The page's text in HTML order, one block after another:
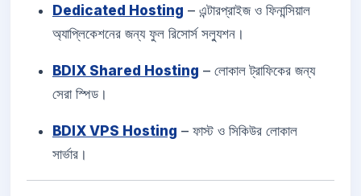
Dedicated Hosting – এন্টারপ্রাইজ ও ফিনান্সিয়াল
অ্যাপ্লিকেশনের জন্য ফুল রিসোর্স সল্যুশন।
BDIX Shared Hosting – লোকাল ট্রাফিকের জন্য
সেরা স্পিড।
BDIX VPS Hosting – ফাস্ট ও সিকিউর লোকাল
সার্ভার।